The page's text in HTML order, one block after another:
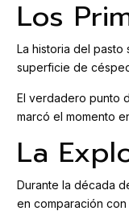
Los
La historia del pasto
superficie de
El verdadero punto
marcó el momento
La
Durante la década
en comparación